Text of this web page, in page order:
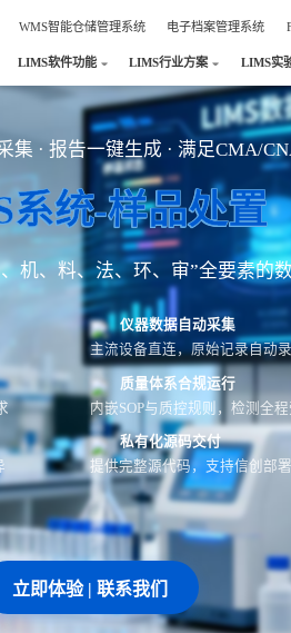
WMS智能仓储管理系统 电子档案管理系统
LIMS软件功能 LIMS行业方案 LIMS实
集 · 报告一键生成 · 满足CMA/
统-样品处置
机、料、法、环、审”全要素的
仪器数据自动采集
主流设备直连，原始记录自动
质量体系合规运行
内嵌SOP与质控规则，检测全
私有化源码交付
提供完整源代码，支持信创部
立即体验 | 联系我们